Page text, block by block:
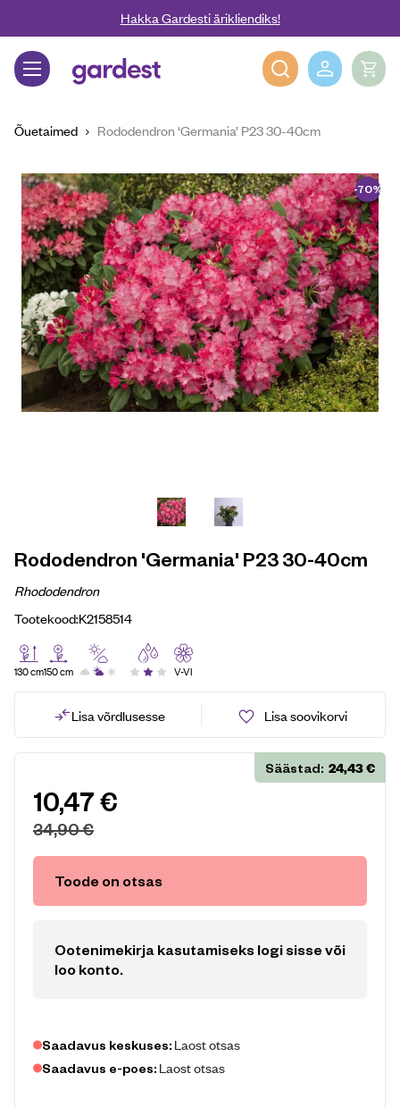
Liigu edasi põhisisu juurdeHakka Gardesti ärikliendiks!
Gardest
Õuetaimed Rododendron ‘Germania’ P23 30-40cm
-70%
Rododendron 'Germania' P23 30-40cm
Rhododendron
Tootekood:K2158514
130 cm150 cm V-VI
Lisa võrdlusesse Lisa soovikorvi
10,47€
34,90€
Säästad: 24,43€
Toode on otsas
Ootenimekirja kasutamiseks logi sisse või
loo konto.
Saadavus keskuses: Laost otsas
Saadavus e-poes: Laost otsas